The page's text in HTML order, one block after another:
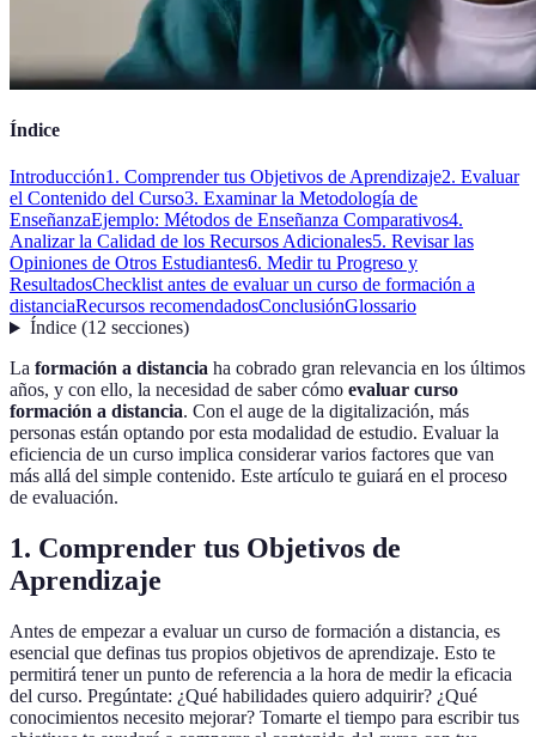
Índice
Introducción1. Comprender tus Objetivos de Aprendizaje2. Evaluar
el Contenido del Curso3. Examinar la Metodología de
EnseñanzaEjemplo: Métodos de Enseñanza Comparativos4.
Analizar la Calidad de los Recursos Adicionales5. Revisar las
Opiniones de Otros Estudiantes6. Medir tu Progreso y
ResultadosChecklist antes de evaluar un curso de formación a
distanciaRecursos recomendadosConclusiónGlossario
Índice(12 secciones)
La formación a distancia ha cobrado gran relevancia en los últimos
años, y con ello, la necesidad de saber cómo evaluar curso
formación a distancia. Con el auge de la digitalización, más
personas están optando por esta modalidad de estudio. Evaluar la
eficiencia de un curso implica considerar varios factores que van
más allá del simple contenido. Este artículo te guiará en el proceso
de evaluación.
1. Comprender tus Objetivos de
Aprendizaje
Antes de empezar a evaluar un curso de formación a distancia, es
esencial que definas tus propios objetivos de aprendizaje. Esto te
permitirá tener un punto de referencia a la hora de medir la eficacia
del curso. Pregúntate: ¿Qué habilidades quiero adquirir? ¿Qué
conocimientos necesito mejorar? Tomarte el tiempo para escribir tus